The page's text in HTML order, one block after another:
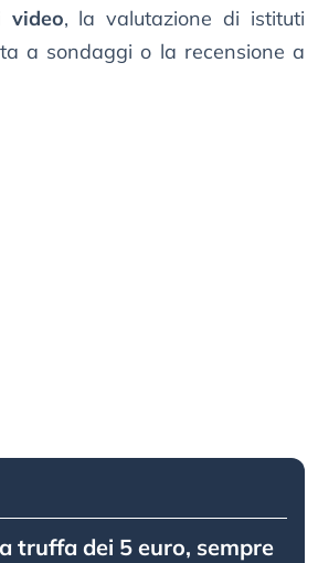
video, la valutazione di istituti
a sondaggi o la recensione a
truffa dei 5 euro, sempre